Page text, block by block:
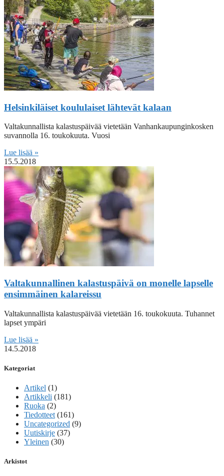
Helsinkiläiset koululaiset lähtevät kalaan
Valtakunnallista kalastuspäivää vietetään Vanhankaupunginkosken
suvannolla 16. toukokuuta. Vuosi
Lue lisää »
15.5.2018
Valtakunnallinen kalastuspäivä on monelle lapselle
ensimmäinen kalareissu
Valtakunnallista kalastuspäivää vietetään 16. toukokuuta. Tuhannet
lapset ympäri
Lue lisää »
14.5.2018
Kategoriat
Artikel (1)
Artikkeli (181)
Ruoka (2)
Tiedotteet (161)
Uncategorized (9)
Uutiskirje (37)
Yleinen (30)
Arkistot